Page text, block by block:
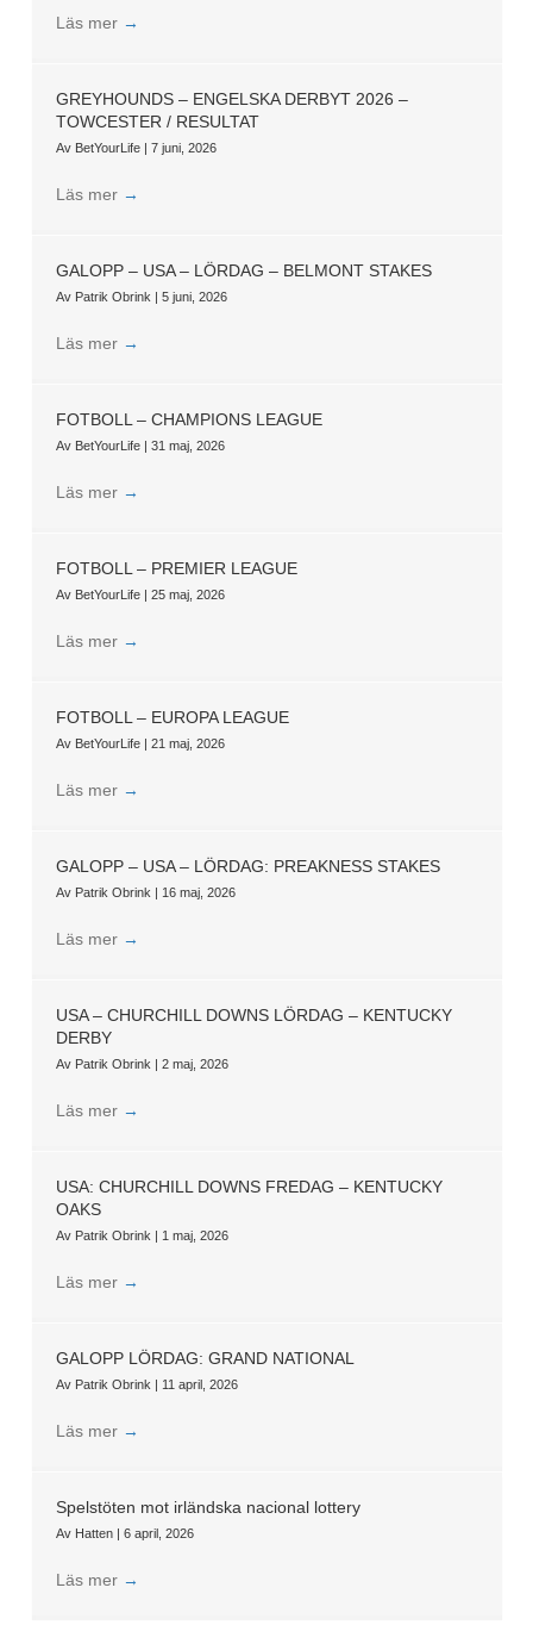
Läs mer →
GREYHOUNDS – ENGELSKA DERBYT 2026 –
TOWCESTER / RESULTAT
Av BetYourLife | 7 juni, 2026
Läs mer →
GALOPP – USA – LÖRDAG – BELMONT STAKES
Av Patrik Obrink | 5 juni, 2026
Läs mer →
FOTBOLL – CHAMPIONS LEAGUE
Av BetYourLife | 31 maj, 2026
Läs mer →
FOTBOLL – PREMIER LEAGUE
Av BetYourLife | 25 maj, 2026
Läs mer →
FOTBOLL – EUROPA LEAGUE
Av BetYourLife | 21 maj, 2026
Läs mer →
GALOPP – USA – LÖRDAG: PREAKNESS STAKES
Av Patrik Obrink | 16 maj, 2026
Läs mer →
USA – CHURCHILL DOWNS LÖRDAG – KENTUCKY
DERBY
Av Patrik Obrink | 2 maj, 2026
Läs mer →
USA: CHURCHILL DOWNS FREDAG – KENTUCKY
OAKS
Av Patrik Obrink | 1 maj, 2026
Läs mer →
GALOPP LÖRDAG: GRAND NATIONAL
Av Patrik Obrink | 11 april, 2026
Läs mer →
Spelstöten mot irländska nacional lottery
Av Hatten | 6 april, 2026
Läs mer →